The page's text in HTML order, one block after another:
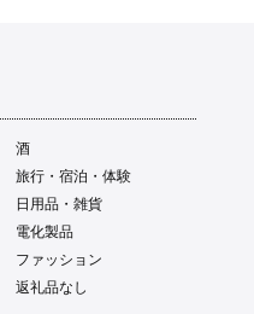
酒
旅行・宿泊・体験
日用品・雑貨
電化製品
ファッション
返礼品なし